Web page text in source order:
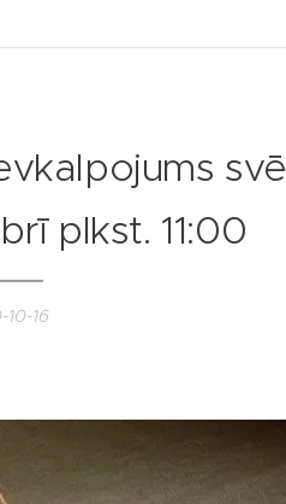
plkst. 11:00
16